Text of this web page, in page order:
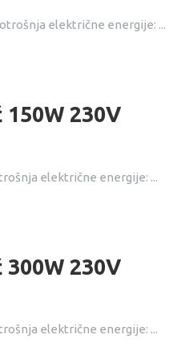
električne energije: ...
230V
električne energije: ...
230V
električne energije: ...